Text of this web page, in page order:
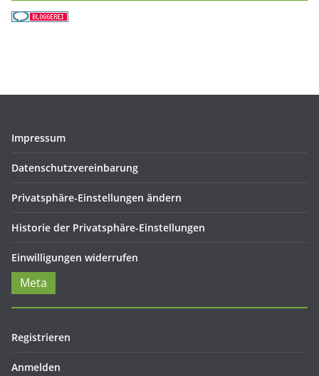
Impressum
Datenschutzvereinbarung
Privatsphäre-Einstellungen ändern
Historie der Privatsphäre-Einstellungen
Einwilligungen widerrufen
Meta
Registrieren
Anmelden